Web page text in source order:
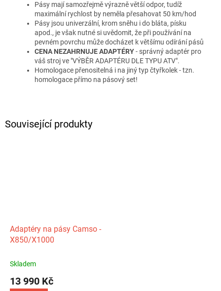
Související produkty
Adaptéry na pásy Camso -
X850/X1000
Skladem
13 990 Kč
Pásy mají samozřejmě výrazně větší odpor, tudíž
maximální rychlost by neměla přesahovat 50 km/hod
Pásy jsou univerzální, krom sněhu i do bláta, písku
apod., je však nutné si uvědomit, že při používání na
pevném povrchu může docházet k většímu odírání pásů
CENA NEZAHRNUJE ADAPTÉRY- správný adaptér pro
váš stroj ve "VÝBĚR ADAPTÉRU DLE TYPU ATV".
Homologace přenositelná i na jiný typ čtyřkolek - tzn.
homologace přímo na pásový set!